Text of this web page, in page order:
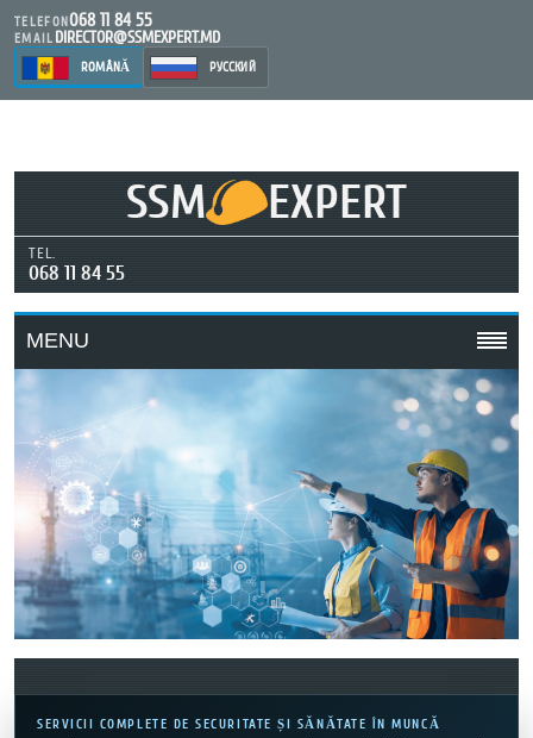
TELEFON068 11 84 55
EMAIL DIRECTOR@SSMEXPERT.MD
ROMÂNĂ РУССКИЙ
SSM EXPERT
TEL.
068 11 84 55
MENU
SERVICII COMPLETE DE SECURITATE ȘI SĂNĂTATE ÎN MUNCĂ